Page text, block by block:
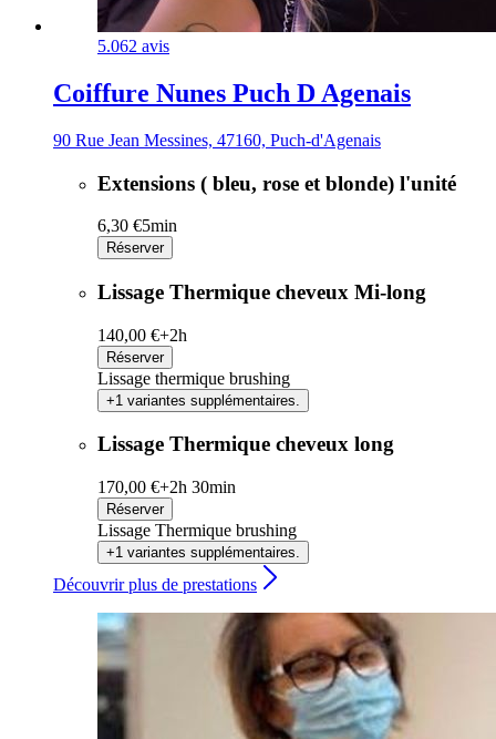
5.062 avis
Coiffure Nunes Puch D Agenais
90 Rue Jean Messines, 47160, Puch-d'Agenais
Extensions ( bleu, rose et blonde) l'unité
6,30 €5min
Réserver
Lissage Thermique cheveux Mi-long
140,00 €+2h
Réserver
Lissage thermique brushing
+1 variantes supplémentaires.
Lissage Thermique cheveux long
170,00 €+2h 30min
Réserver
Lissage Thermique brushing
+1 variantes supplémentaires.
Découvrir plus de prestations